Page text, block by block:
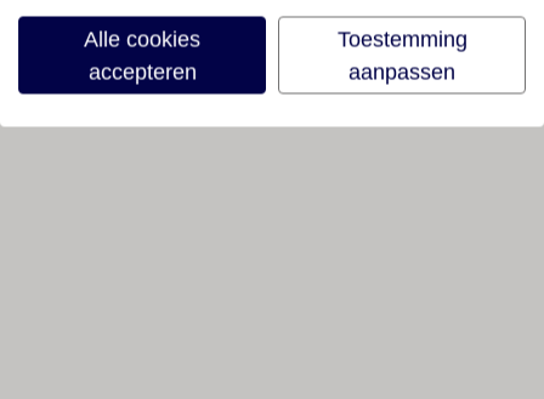
Alle cookies
accepteren
Toestemming
aanpassen